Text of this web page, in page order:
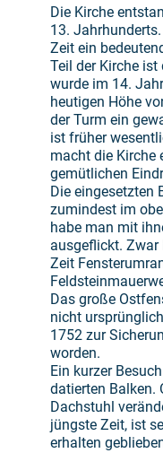
Die Kirche
13.
Zeit ein
Teil der Kirche
wurde im 14.
heutigen Höhe
der Turm ein
ist früher
macht die Kirche
gemütlichen
Die eingesetzten
zumindest im
habe man mit
ausgeflickt.
Zeit
Das große
nicht
1752 zur
worden.
Ein kurzer
datierten Balken.
Dachstuhl
jüngste Zeit, ist
erhalten